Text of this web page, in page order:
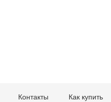
Контакты Как купить